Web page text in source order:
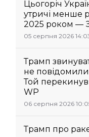
Цьогоріч
утричі менше
2025 роком —
05 серпня 2026
Трамп
не
Той
WP
06 серпня 2026
Трамп про